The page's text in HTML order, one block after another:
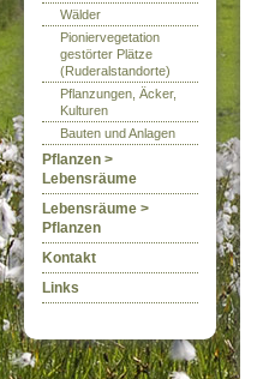
Wälder
Pioniervegetation
gestörter Plätze
(Ruderalstandorte)
Pflanzungen, Äcker,
Kulturen
Bauten und Anlagen
Pflanzen >
Lebensräume
Lebensräume >
Pflanzen
Kontakt
Links